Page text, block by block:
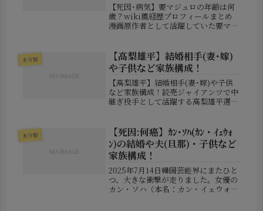
【死因･病気】要マジュロの年齢は何
歳？wiki風経歴プロフィールまとめ
漫画原作者として活躍していた要マジ
突然の知らせにより、「年齢はいくつ
だったのか」「病気や死因は公表さ
れ...
未分類
【高梨雄平】結婚相手(妻･嫁)
や子供など家族構成！
【高梨雄平】結婚相手(妻･嫁)や子供
など家族構成！読売ジャイアンツで中
継ぎ投手として活躍する高梨雄平選
ますが、プライベートではすでに結婚
しており、子供にも恵まれています。
高...
未分類
【死因:何癌】ｶﾝ･ｿﾊ(ｶﾝ・ｲｪｳｫ
ﾝ)の結婚や夫(旦那)・子供など
家族構成！
2025年7月14日――韓国芸能界にまたひと
つ、大きな衝撃が走りました。女優の
カン・ソハ（本名：カン・イェウォ